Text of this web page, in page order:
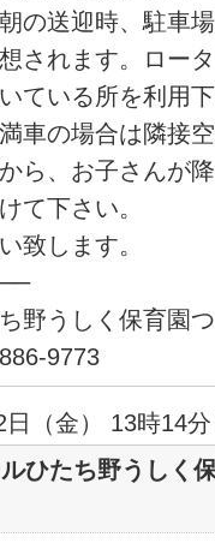
の送迎時、駐車
されます。ロー
ている所を利用
車の場合は隣接
ら、お子さんが
て下さい。
致します。
野うしく保育園
9773
日（金） 13時14
ひたち野うしく